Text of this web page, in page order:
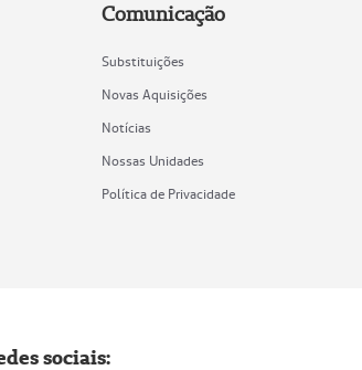
Comunicação
Substituições
Novas Aquisições
Notícias
Nossas Unidades
Política de Privacidade
sociais: